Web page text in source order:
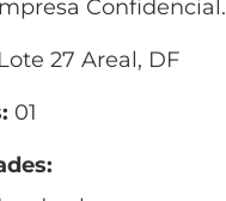
Confidencial.
27 Areal, DF
01